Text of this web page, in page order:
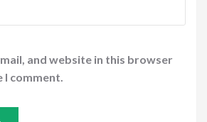
and website in this browser
comment.